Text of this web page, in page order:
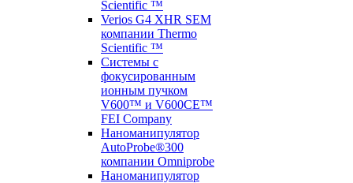
Scientific ™
Verios G4 XHR SEM
компании Thermo
Scientific ™
Системы с
фокусированным
ионным пучком
V600™ и V600CE™
FEI Company
Наноманипулятор
AutoProbe®300
компании Omniprobe
Наноманипулятор